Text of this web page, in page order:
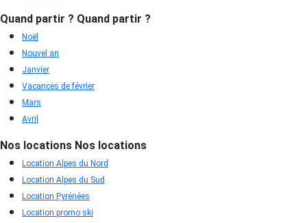
Quand partir ? Quand partir ?
Noël
Nouvel an
Janvier
Vacances de février
Mars
Avril
Nos locations Nos locations
Location Alpes du Nord
Location Alpes du Sud
Location Pyrénées
Location promo ski